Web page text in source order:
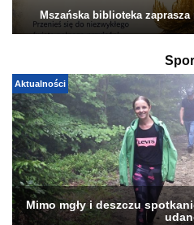
Mszańska biblioteka zaprasza
Aktualności
Mimo mgły i deszczu